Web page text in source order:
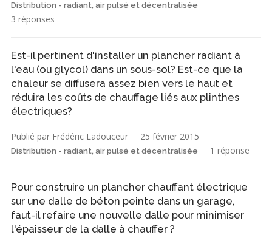
Distribution - radiant, air pulsé et décentralisée
3 réponses
Est-il pertinent d'installer un plancher radiant à
l'eau (ou glycol) dans un sous-sol? Est-ce que la
chaleur se diffusera assez bien vers le haut et
réduira les coûts de chauffage liés aux plinthes
électriques?
Publié par Frédéric Ladouceur 25 février 2015
Distribution - radiant, air pulsé et décentralisée 1 réponse
Pour construire un plancher chauffant électrique
sur une dalle de béton peinte dans un garage,
faut-il refaire une nouvelle dalle pour minimiser
l'épaisseur de la dalle à chauffer ?